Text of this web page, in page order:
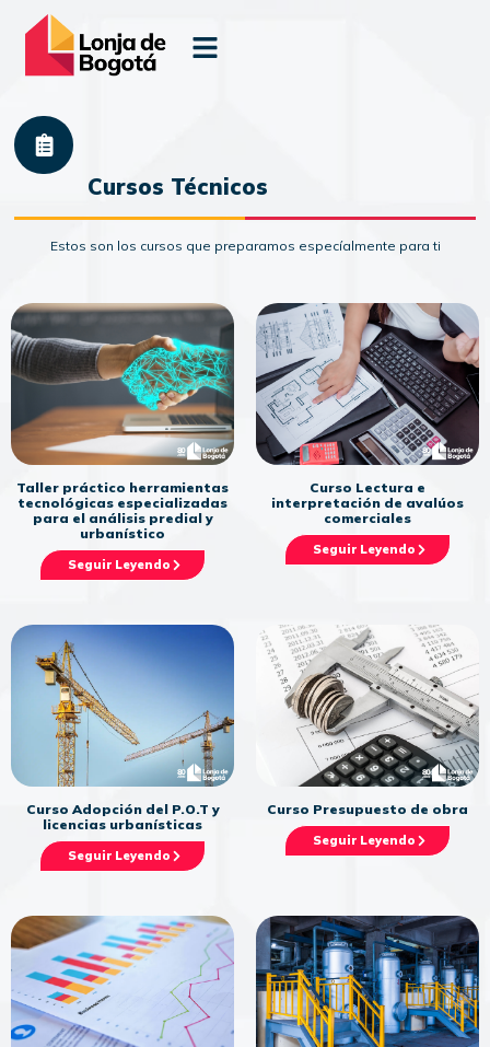
Cursos Técnicos
Estos son los cursos que preparamos especíalmente para ti
Taller práctico herramientas
tecnológicas especializadas
para el análisis predial y
urbanístico
Seguir Leyendo
Curso Lectura e
interpretación de avalúos
comerciales
Seguir Leyendo
Curso Adopción del P.O.T y
licencias urbanísticas
Seguir Leyendo
Curso Presupuesto de obra
Seguir Leyendo